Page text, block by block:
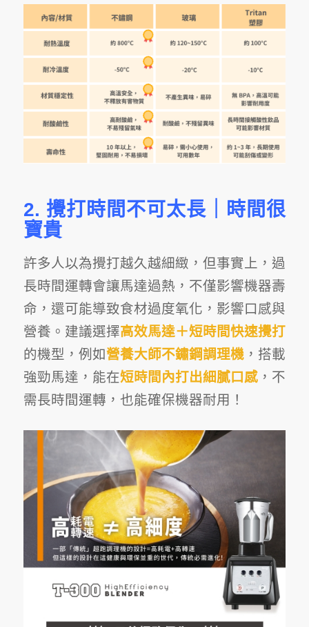
2. 攪打時間不可太長｜時間很
寶貴
許多人以為攪打越久越細緻 ，但事實上，過
長時間運轉會讓馬達過熱，不僅影響機器壽
命，還可能導致食材過度氧化，影響口感與
營養。建議選擇高效馬達＋短時間快速攪打
的機型，例如營養大師不鏽鋼調理機 ，搭載
強勁馬達，能在短時間內打出細膩口感 ，不
需長時間運轉，也能確保機器耐用！